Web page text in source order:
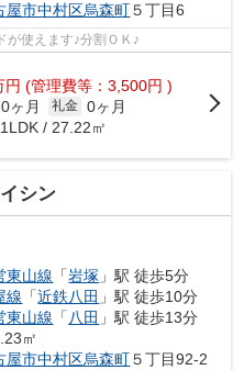
屋市中村区烏森町５丁目6
が使えます♪分割ＯＫ♪
円 (管理費等：3,500円 )
0ヶ月 礼金 0ヶ月
/ 27.22㎡
シン
東山線 「岩塚 」駅 徒歩5分
線 「近鉄八田 」駅 徒歩10分
東山線 「 八田 」駅 徒歩13分
㎡
屋市中村区烏森町５丁目92-2